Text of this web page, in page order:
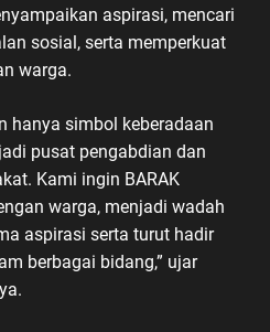
aspirasi, mencari
sosial, serta memperkuat
warga.
hanya simbol keberadaan
pusat pengabdian dan
Kami ingin BARAK
warga, menjadi wadah
aspirasi serta turut hadir
berbagai bidang,” ujar